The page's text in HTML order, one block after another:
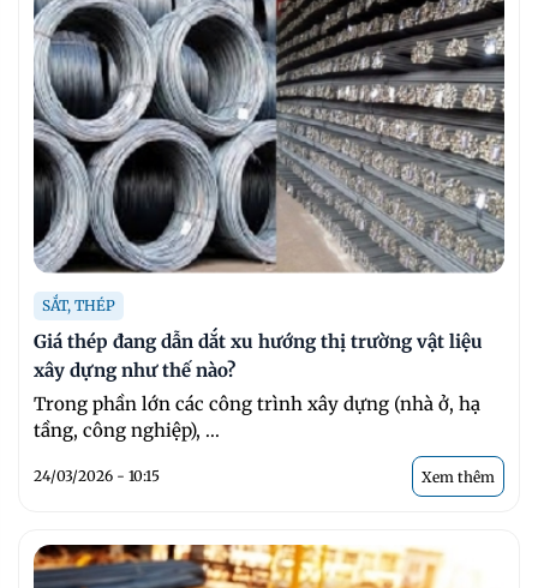
SẮT, THÉP
Giá thép đang dẫn dắt xu hướng thị trường vật liệu
xây dựng như thế nào?
Trong phần lớn các công trình xây dựng (nhà ở, hạ
tầng, công nghiệp), ...
24/03/2026 - 10:15 Xem thêm